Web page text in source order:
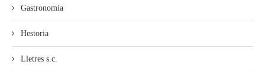
Gastronomía
Hestoria
Lletres s.c.